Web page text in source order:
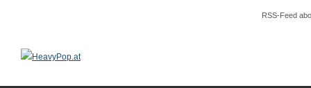
RSS-Feed